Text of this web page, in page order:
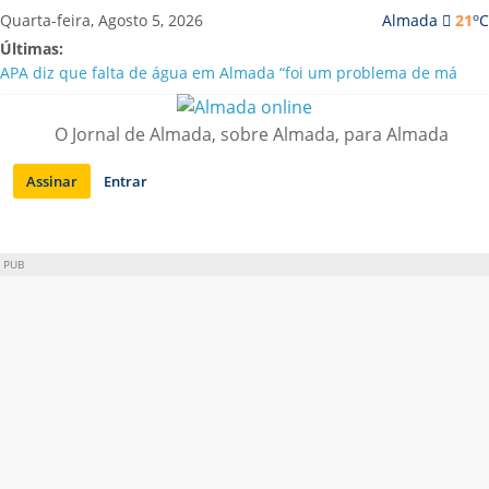
Saltar
para
conteúdo
Almada 21oC
Quarta-feira, Agosto 5, 2026
Últimas:
APA diz que falta de água em Almada “foi um problema de má
Laranjeiro | Cultura pop asiática invade a Casa Amarela
Ponte 25 de Abril celebra 60 anos com programa cultural entre
Lisboa e Almada
Situação de alerta em Almada renovada até final de Agosto
O Jornal de Almada, sobre Almada, para Almada
Assinar Entrar
PUB